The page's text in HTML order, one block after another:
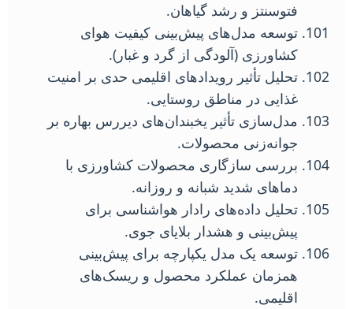
فتوسنتز و رشد گیاهان.
توسعه مدل‌های پیش‌بینی کیفیت هوای
کشاورزی (آلودگی از گرد و غبار).
تحلیل تأثیر رویدادهای اقلیمی حدی بر امنیت
غذایی در مناطق روستایی.
مدل‌سازی تأثیر یخبندان‌های دیررس بهاره بر
جوانه‌زنی محصولات.
بررسی سازگاری محصولات کشاورزی با
دماهای شدید شبانه و روزانه.
تحلیل داده‌های رادار هواشناسی برای
پیش‌بینی و هشدار بلایای جوی.
توسعه یک مدل یکپارچه برای پیش‌بینی
همزمان عملکرد محصول و ریسک‌های
اقلیمی.